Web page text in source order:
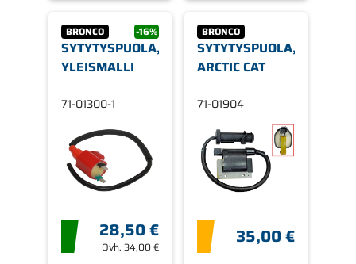
BRONCO -16%
SYTYTYSPUOLA,
YLEISMALLI
71-01300-1
28,50 €
Ovh. 34,00 €
BRONCO
SYTYTYSPUOLA,
ARCTIC CAT
71-01904
35,00 €